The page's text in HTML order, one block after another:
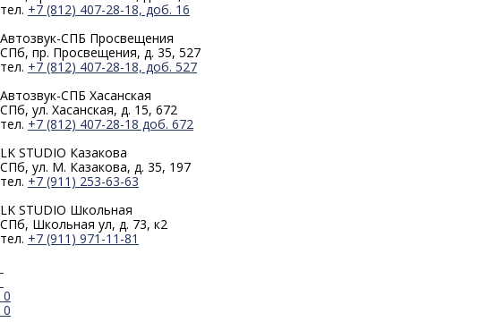
тел. +7 (812) 407-28-18, доб. 16
Автозвук-СПБ Просвещения
СПб, пр. Просвещения, д. 35, 527
тел. +7 (812) 407-28-18, доб. 527
Автозвук-СПБ Хасанская
СПб, ул. Хасанская, д. 15, 672
тел. +7 (812) 407-28-18 доб. 672
LK STUDIO Казакова
СПб, ул. М. Казакова, д. 35, 197
тел. +7 (911) 253-63-63
LK STUDIO Школьная
СПб, Школьная ул, д. 73, к2
тел. +7 (911) 971-11-81
0
0